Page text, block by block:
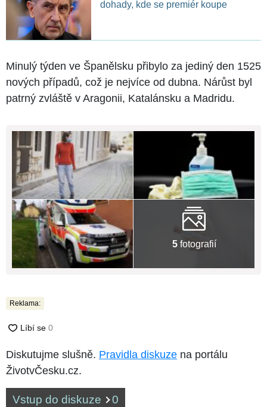
dohady, kde se premiér koupe
Minulý týden ve Španělsku přibylo za jediný den 1525
nových případů, což je nejvíce od dubna. Nárůst byl
patrný zvláště v Aragonii, Katalánsku a Madridu.
5fotografií
Reklama:
Diskutujme slušně. Pravidla diskuze na portálu
ŽivotvČesku.cz.
Vstup do diskuze 0